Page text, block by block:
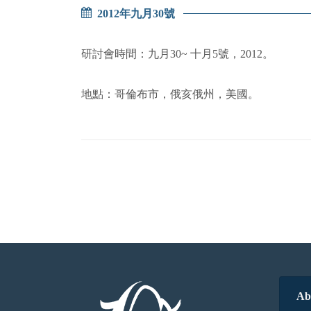
2012年九月30號
研討會時間：九月30~ 十月5號，2012。
地點：哥倫布市，俄亥俄州，美國。